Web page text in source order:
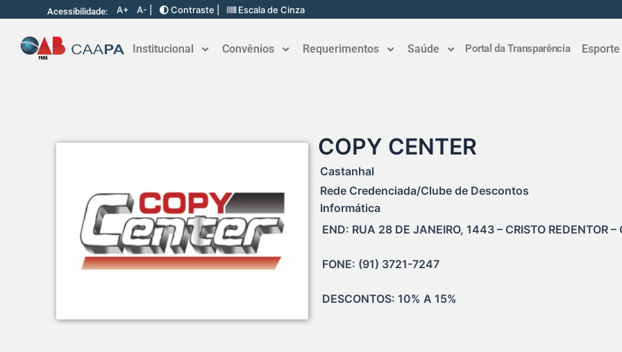
Acessibilidade: A+ A- | Contraste | Escala de Cinza
Institucional Convênios Requerimentos Saúde Portal da Transparência
COPY CENTER
Castanhal
Rede Credenciada/Clube de Descontos
Informática
END: RUA 28 DE JANEIRO, 1443 – CRISTO REDENTOR
FONE: (91) 3721-7247
DESCONTOS: 10% A 15%